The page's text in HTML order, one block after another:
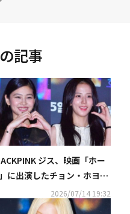
の記事
ジス、映画「ホー
に出演したチョン・ホヨン
応援“かっこいい”2026/07/14 19:32